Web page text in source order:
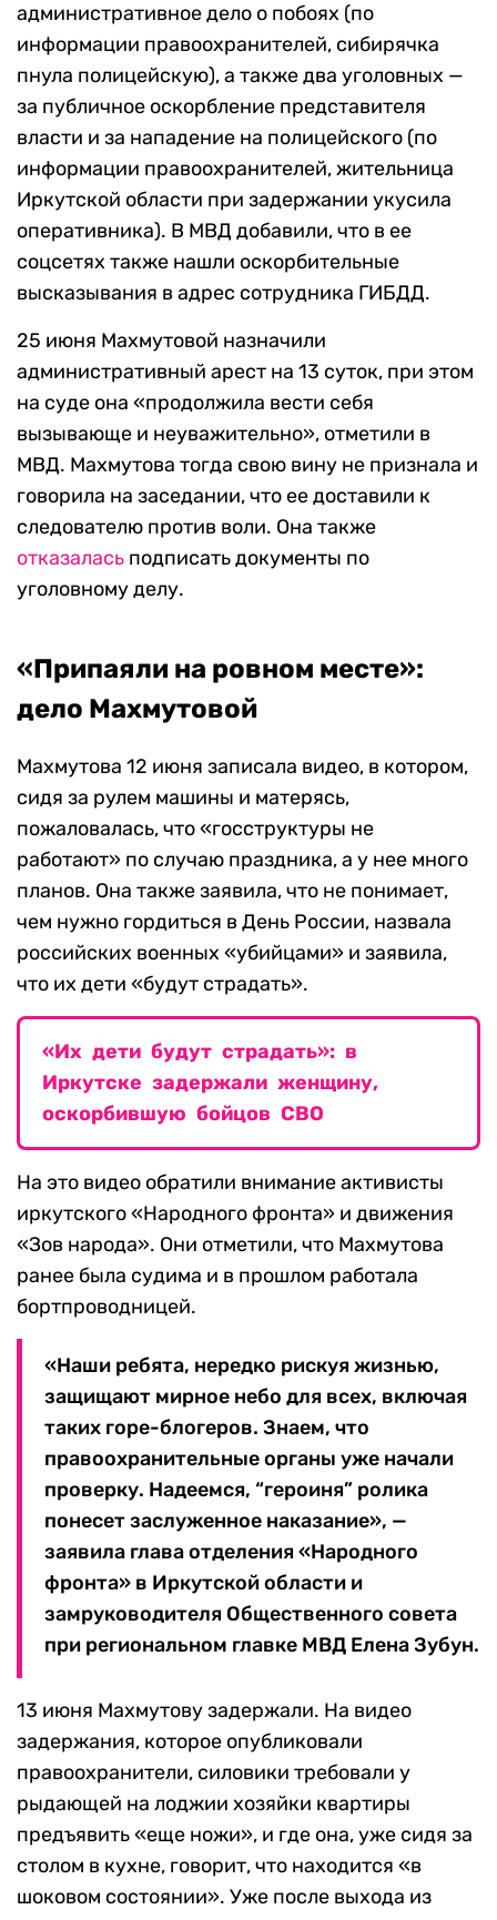
административное дело о побоях (по
информации правоохранителей, сибирячка
пнула полицейскую), а также два уголовных —
за публичное оскорбление представителя
власти и за нападение на полицейского (по
информации правоохранителей, жительница
Иркутской области при задержании укусила
оперативника). В МВД добавили, что в ее
соцсетях также нашли оскорбительные
высказывания в адрес сотрудника ГИБДД.
25 июня Махмутовой назначили
административный арест на 13 суток, при этом
на суде она «продолжила вести себя
вызывающе и неуважительно», отметили в
МВД. Махмутова тогда свою вину не признала и
говорила на заседании, что ее доставили к
следователю против воли. Она также
отказалась подписать документы по
уголовному делу.
«Припаяли на ровном месте»:
дело Махмутовой
Махмутова 12 июня записала видео, в котором,
сидя за рулем машины и матерясь,
пожаловалась, что «госструктуры не
работают» по случаю праздника, а у нее много
планов. Она также заявила, что не понимает,
чем нужно гордиться в День России, назвала
российских военных «убийцами» и заявила,
что их дети «будут страдать».
«Их дети будут страдать»: в
Иркутске задержали женщину,
оскорбившую бойцов СВО
На это видео обратили внимание активисты
иркутского «Народного фронта» и движения
«Зов народа». Они отметили, что Махмутова
ранее была судима и в прошлом работала
бортпроводницей.
«Наши ребята, нередко рискуя жизнью,
защищают мирное небо для всех, включая
таких горе-блогеров. Знаем, что
правоохранительные органы уже начали
проверку. Надеемся, “героиня” ролика
понесет заслуженное наказание», —
заявила глава отделения «Народного
фронта» в Иркутской области и
замруководителя Общественного совета
при региональном главке МВД Елена Зубун.
13 июня Махмутову задержали. На видео
задержания, которое опубликовали
правоохранители, силовики требовали у
рыдающей на лоджии хозяйки квартиры
предъявить «еще ножи», и где она, уже сидя за
столом в кухне, говорит, что находится «в
шоковом состоянии». Уже после выхода из